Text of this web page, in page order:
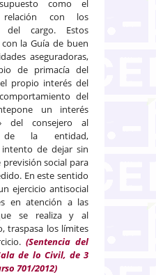
como el
relación con los
del cargo. Estos
la Guía de buen
aseguradoras,
de primacía del
propio interés del
del
un interés
del consejero al
de la entidad,
de dejar sin
social para
En este sentido
ejercicio antisocial
en atención a las
se realiza y al
traspasa los límites
(Sentencia del
de lo Civil, de 3
701/2012)